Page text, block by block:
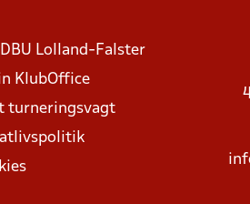
Lolland-Falster
KlubOffice
turneringsvagt